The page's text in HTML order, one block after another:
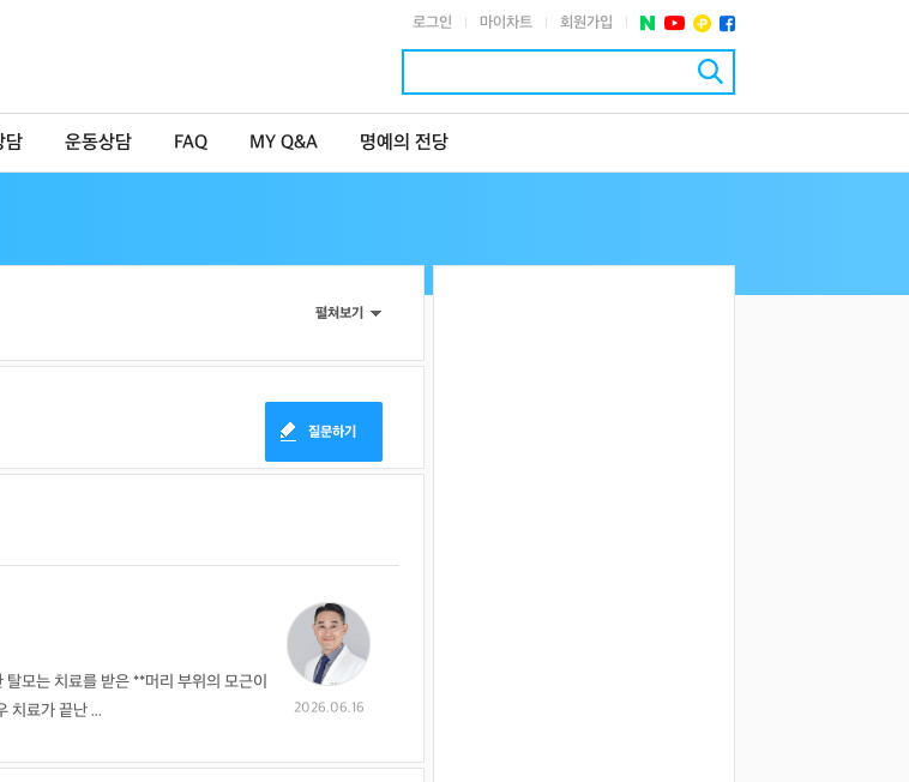
로그인 마이차트 회원가입
담 운동상담 FAQ MY Q&A 명예의 전당
펼쳐보기
질문하기
2026.06.16
모는 치료를 받은 **머리 부위의 모근이
치료가 끝난 ...